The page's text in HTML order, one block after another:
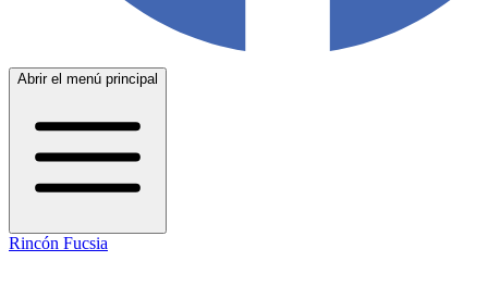
Abrir el menú principal
Rincón Fucsia